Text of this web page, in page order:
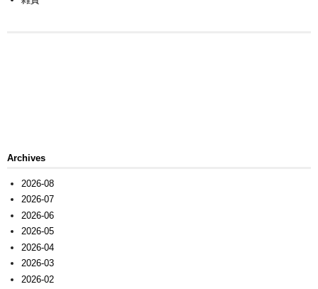
Archives
2026-08
2026-07
2026-06
2026-05
2026-04
2026-03
2026-02